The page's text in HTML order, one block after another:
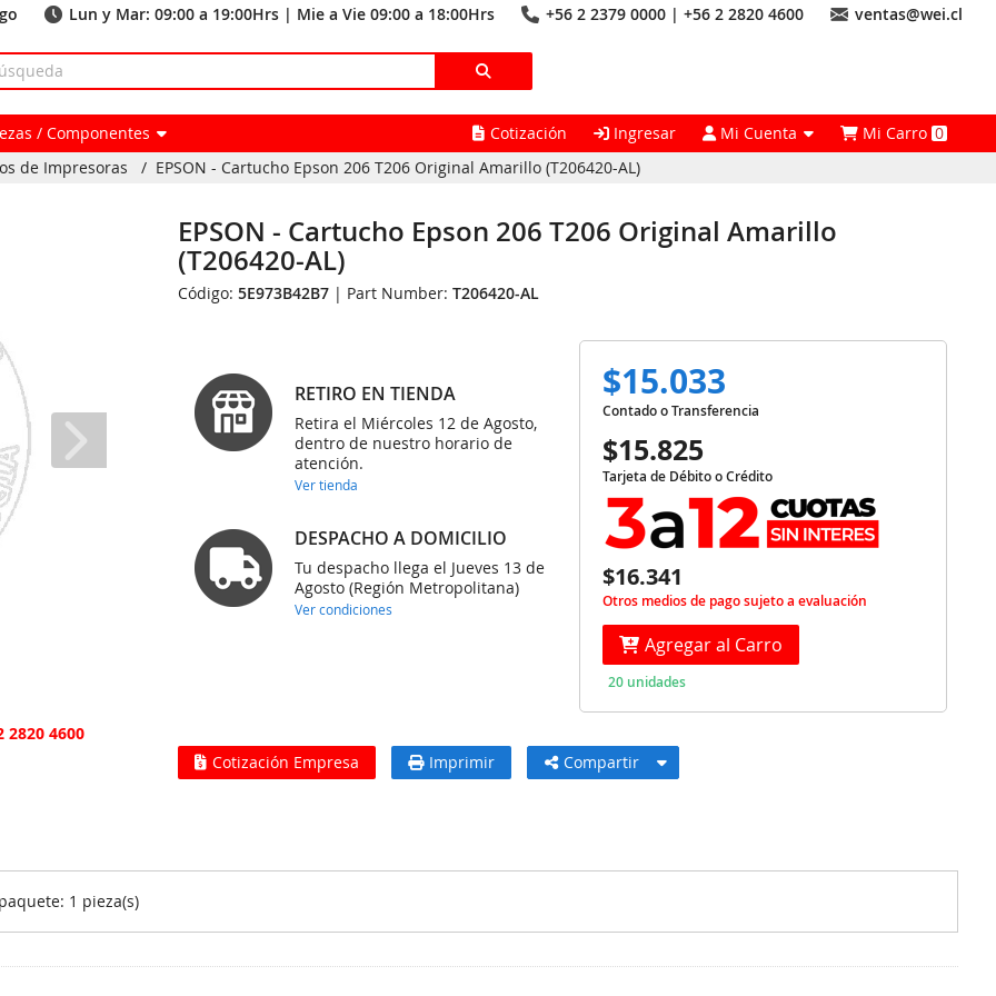
Lun y Mar: 09:00 a 19:00Hrs | Mie a Vie 09:00 a 18:00Hrs +56 2 2379 0000 | +56 2 2820 4600 ventas@wei.cl
/ Componentes Cotización Ingresar Mi Cuenta Mi Carro0
de Impresoras
/ EPSON - Cartucho Epson 206 T206 Original Amarillo (T206420-AL)
2820 4600
EPSON - Cartucho Epson 206 T206 Original Amarillo
(T206420-AL)
Código:5E973B42B7 | Part Number:T206420-AL
RETIRO EN TIENDA
Retira el Miércoles 12 de Agosto,
dentro de nuestro horario de
atención.
Ver tienda
DESPACHO A DOMICILIO
Tu despacho llega el Jueves 13 de
Agosto (Región Metropolitana)
Ver condiciones
$15.033
Contado o Transferencia
$15.825
Tarjeta de Débito o Crédito
$16.341
Otros medios de pago sujeto a evaluación
Agregar al Carro
20 unidades
Cotización Empresa Imprimir Compartir
1 pieza(s)